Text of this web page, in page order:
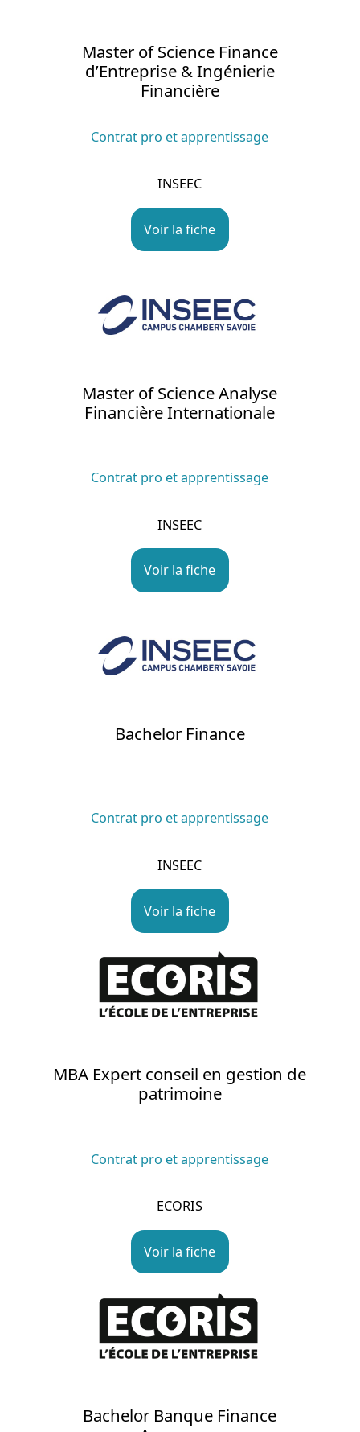
Master of Science Finance
d’Entreprise & Ingénierie
Financière
Contrat pro et apprentissage
INSEEC
Voir la fiche
Master of Science Analyse
Financière Internationale
Contrat pro et apprentissage
INSEEC
Voir la fiche
Bachelor Finance
Contrat pro et apprentissage
INSEEC
Voir la fiche
MBA Expert conseil en gestion de
patrimoine
Contrat pro et apprentissage
ECORIS
Voir la fiche
Bachelor Banque Finance